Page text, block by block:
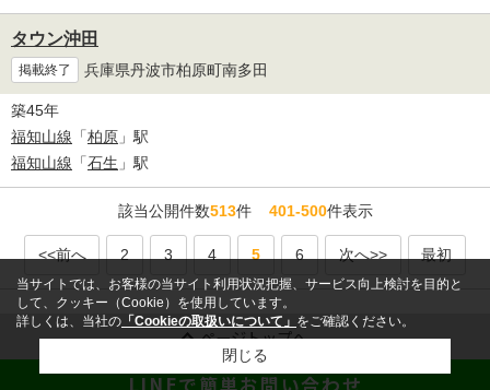
タウン沖田
掲載終了 兵庫県丹波市柏原町南多田
築45年
福知山線 「柏原 」駅
福知山線 「石生 」駅
該当公開件数513件401-500件表示
<<前へ 2 3 4 5 6 次へ>> 最初
ページトップへ
LINEで簡単お問い合わせ
当サイトでは、お客様の当サイト利用状況把握、サービス向上検討を目的と
して、クッキー（Cookie）を使用しています。
詳しくは、当社の 「Cookieの取扱いについて」 をご確認ください。
閉じる